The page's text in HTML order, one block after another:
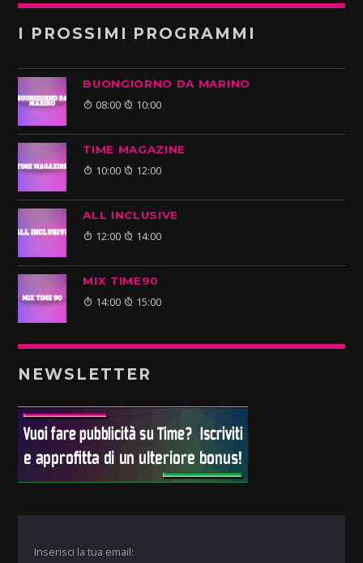
I PROSSIMI PROGRAMMI
BUONGIORNO DA MARINO
08:00 10:00
TIME MAGAZINE
10:00 12:00
ALL INCLUSIVE
12:00 14:00
MIX TIME90
14:00 15:00
NEWSLETTER
Inserisci la tua email: